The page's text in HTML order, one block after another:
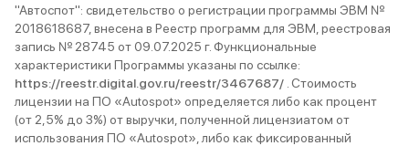
"Автоспот": свидетельство о регистрации программы ЭВМ №
2018618687, внесена в Реестр программ для ЭВМ, реестровая
запись № 28745 от 09.07.2025 г. Функциональные
характеристики Программы указаны по ссылке:
https://reestr.digital.gov.ru/reestr/3467687/ . Стоимость
лицензии на ПО «Autospot» определяется либо как процент
(от 2,5% до 3%) от выручки, полученной лицензиатом от
использования ПО «Autospot», либо как фиксированный